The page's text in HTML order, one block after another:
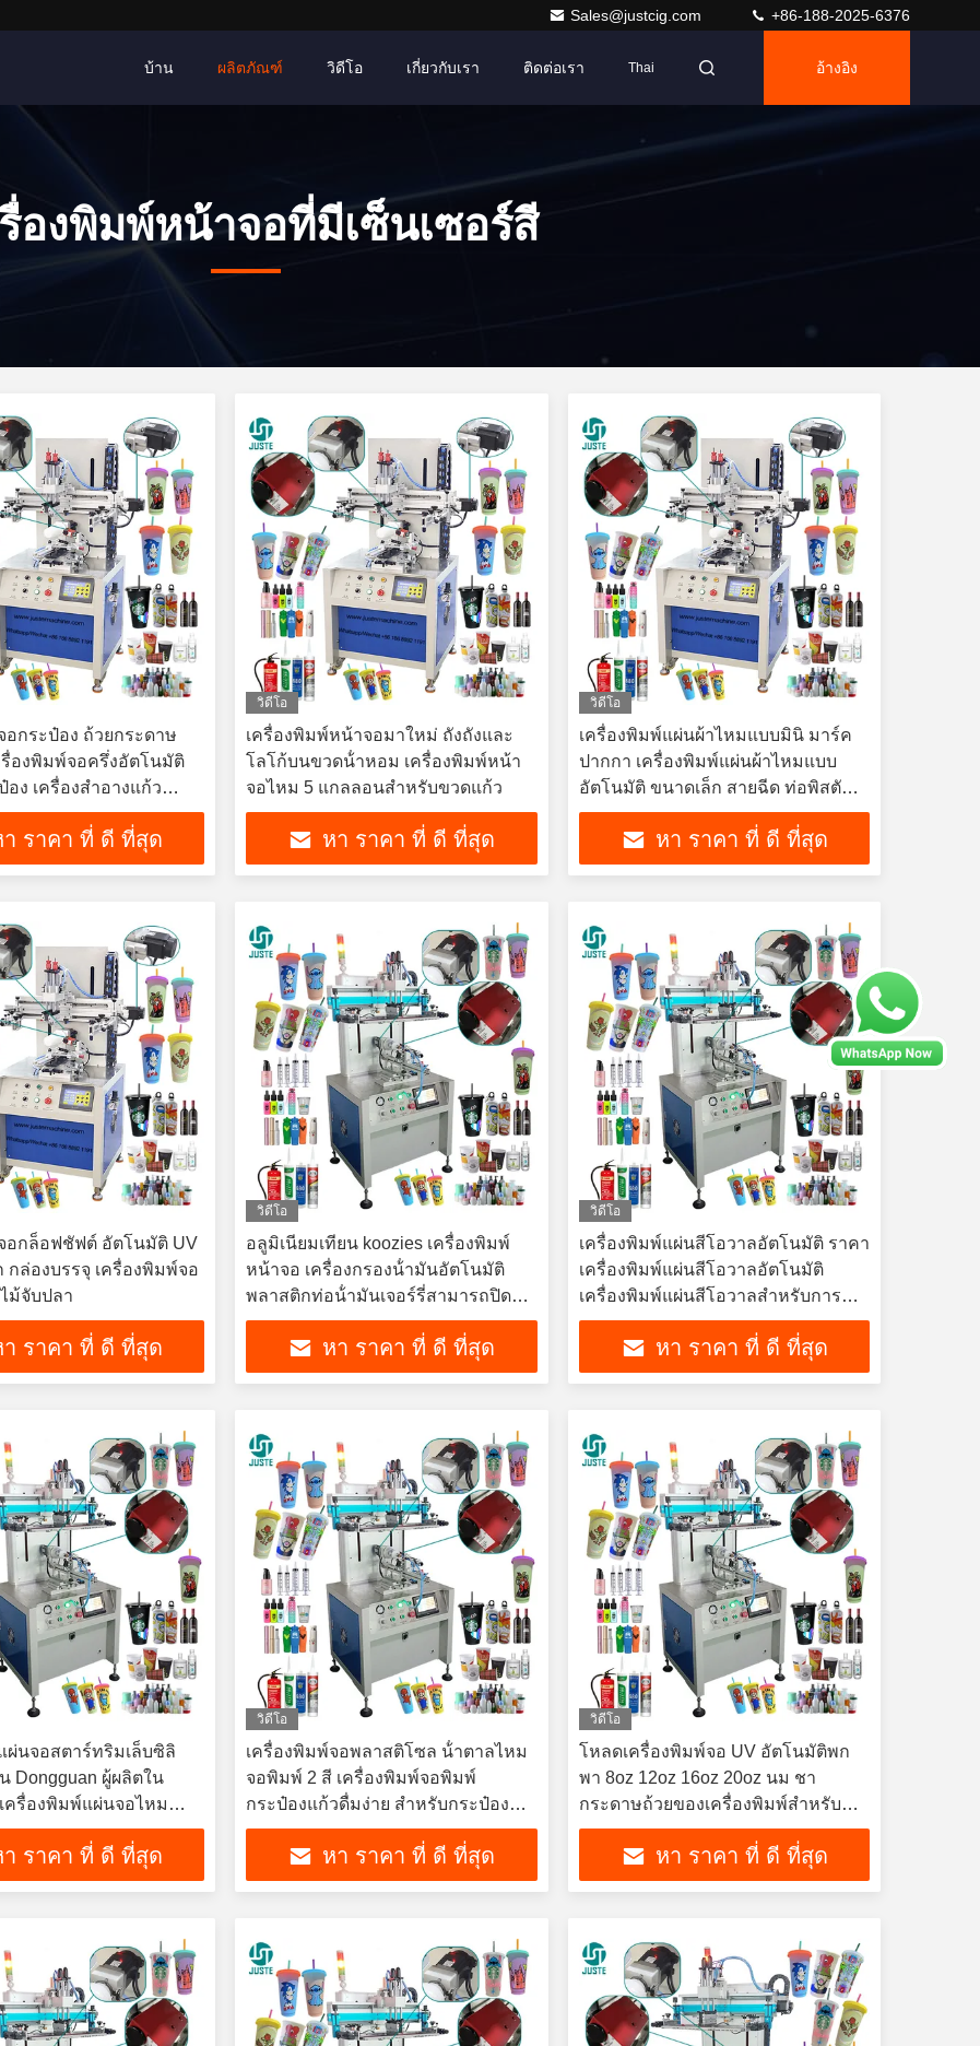
Sales@justcig.com +86-188-2025-6376
บ้าน ผลิตภัณฑ์ วิดีโอ เกี่ยวกับเรา ติดต่อเรา Thai อ้างอิง
องพิมพ์หน้าจอที่มีเซ็นเซอร์สี
อกระป๋อง ถ้วยกระดาษ
องพิมพ์จอครึ่งอัตโนมัติ
อง เครื่องสําอางแก้ว
อ่อน
า ราคา ที่ ดี ที่สุด
วิดีโอ
เครื่องพิมพ์หน้าจอมาใหม่ ถังถังและ
โลโก้บนขวดน้ําหอม เครื่องพิมพ์หน้า
จอไหม 5 แกลลอนสําหรับขวดแก้ว
หา ราคา ที่ ดี ที่สุด
วิดีโอ
เครื่องพิมพ์แผ่นผ้าไหมแบบมินิ มาร์ค
ปากกา เครื่องพิมพ์แผ่นผ้าไหมแบบ
อัตโนมัติ ขนาดเล็ก สายฉีด ท่อพิสตัน
ปากกาลูกกลอง
หา ราคา ที่ ดี ที่สุด
อกล็อฟชัฟต์ อัตโนมัติ UV
กล่องบรรจุ เครื่องพิมพ์จอ
ม้จับปลา
า ราคา ที่ ดี ที่สุด
วิดีโอ
อลูมิเนียมเทียน koozies เครื่องพิมพ์
หน้าจอ เครื่องกรองน้ํามันอัตโนมัติ
พลาสติกท่อน้ํามันเจอร์รี่สามารถปิด
เครื่องพิมพ์หน้าจอไหม
หา ราคา ที่ ดี ที่สุด
วิดีโอ
เครื่องพิมพ์แผ่นสีโอวาลอัตโนมัติ ราคา
เครื่องพิมพ์แผ่นสีโอวาลอัตโนมัติ
เครื่องพิมพ์แผ่นสีโอวาลสําหรับการ
ค้าขายส่ง
หา ราคา ที่ ดี ที่สุด
ผ่นจอสตาร์ทริมเล็บซิลิ
Dongguan ผู้ผลิตใน
ครื่องพิมพ์แผ่นจอไหม
สูง
า ราคา ที่ ดี ที่สุด
วิดีโอ
เครื่องพิมพ์จอพลาสติโซล น้ําตาลไหม
จอพิมพ์ 2 สี เครื่องพิมพ์จอพิมพ์
กระป๋องแก้วดื่มง่าย สําหรับกระป๋อง
แก้วเครื่องสําอาง
หา ราคา ที่ ดี ที่สุด
วิดีโอ
โหลดเครื่องพิมพ์จอ UV อัตโนมัติพก
พา 8oz 12oz 16oz 20oz นม ชา
กระดาษถ้วยของเครื่องพิมพ์สําหรับ
ถ้วยกระดาษกระดาษกระดาษกระดาษ
หา ราคา ที่ ดี ที่สุด